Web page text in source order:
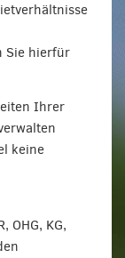
Sie hierfür
Ihrer
keine
OHG, KG,